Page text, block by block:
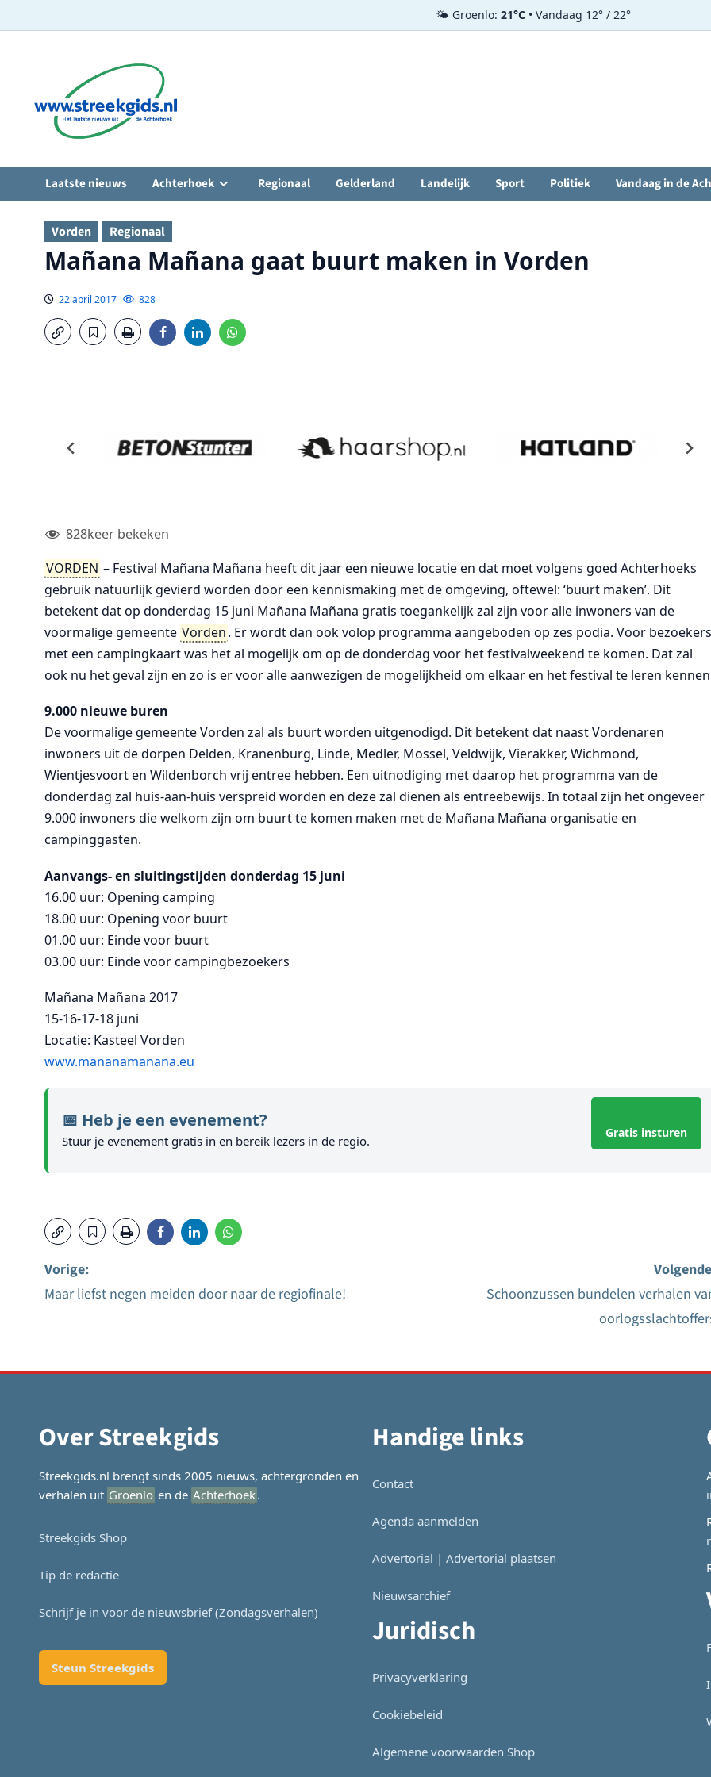
🌤️ Groenlo: 21°C • Vandaag 12° / 22°
inhoud
Laatste nieuws Achterhoek Regionaal Gelderland Landelijk Sport Politiek Vandaag in de
Vorden Regionaal
Mañana Mañana gaat buurt maken in Vorden
22 april 2017 828
828keer bekeken
VORDEN – Festival Mañana Mañana heeft dit jaar een nieuwe locatie en dat moet volgens goed Achterhoeks
gebruik natuurlijk gevierd worden door een kennismaking met de omgeving, oftewel: ‘buurt maken’. Dit
betekent dat op donderdag 15 juni Mañana Mañana gratis toegankelijk zal zijn voor alle inwoners van de
voormalige gemeente Vorden. Er wordt dan ook volop programma aangeboden op zes podia. Voor bezoekers
met een campingkaart was het al mogelijk om op de donderdag voor het festivalweekend te komen. Dat zal
ook nu het geval zijn en zo is er voor alle aanwezigen de mogelijkheid om elkaar en het festival te leren
9.000 nieuwe buren
De voormalige gemeente Vorden zal als buurt worden uitgenodigd. Dit betekent dat naast Vordenaren
inwoners uit de dorpen Delden, Kranenburg, Linde, Medler, Mossel, Veldwijk, Vierakker, Wichmond,
Wientjesvoort en Wildenborch vrij entree hebben. Een uitnodiging met daarop het programma van de
donderdag zal huis-aan-huis verspreid worden en deze zal dienen als entreebewijs. In totaal zijn het ongeveer
9.000 inwoners die welkom zijn om buurt te komen maken met de Mañana Mañana organisatie en
campinggasten.
Aanvangs- en sluitingstijden donderdag 15 juni
16.00 uur: Opening camping
18.00 uur: Opening voor buurt
01.00 uur: Einde voor buurt
03.00 uur: Einde voor campingbezoekers
Mañana Mañana 2017
15-16-17-18 juni
Locatie: Kasteel Vorden
www.mananamanana.eu
📅 Heb je een evenement?
Stuur je evenement gratis in en bereik lezers in de regio.
Gratis insturen
Vorige:
Maar liefst negen meiden door naar de regiofinale!
Schoonzussen bundelen verhalen
Over Streekgids
Streekgids.nl brengt sinds 2005 nieuws, achtergronden en
verhalen uit Groenlo en de Achterhoek.
Streekgids Shop
Tip de redactie
Schrijf je in voor de nieuwsbrief (Zondagsverhalen)
Steun Streekgids
Handige links
Contact
Agenda aanmelden
Advertorial | Advertorial plaatsen
Nieuwsarchief
Juridisch
Privacyverklaring
Cookiebeleid
Algemene voorwaarden Shop